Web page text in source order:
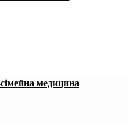
медицина